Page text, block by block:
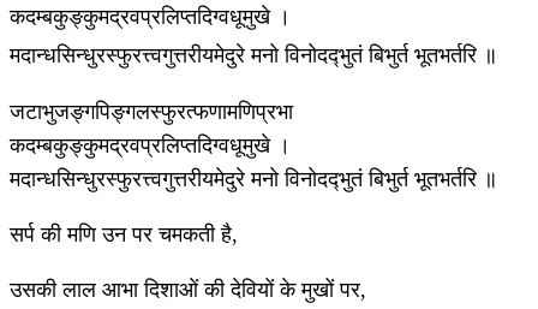
कदम्बकुङ्कुमद्रवप्रलिप्तदिग्वधूमुखे ।
मदान्धसिन्धुरस्फुरत्त्वगुत्तरीयमेदुरे मनो विनोदद्‍भुतं बिभुर्त भूतभर्तरि ॥
जटाभुजङ्गपिङ्गलस्फुरत्फणामणिप्रभा
कदम्बकुङ्कुमद्रवप्रलिप्तदिग्वधूमुखे ।
मदान्धसिन्धुरस्फुरत्त्वगुत्तरीयमेदुरे मनो विनोदद्‍भुतं बिभुर्त भूतभर्तरि ॥
सर्प की मणि उन पर चमकती है,
उसकी लाल आभा दिशाओं की देवियों के मुखों पर,